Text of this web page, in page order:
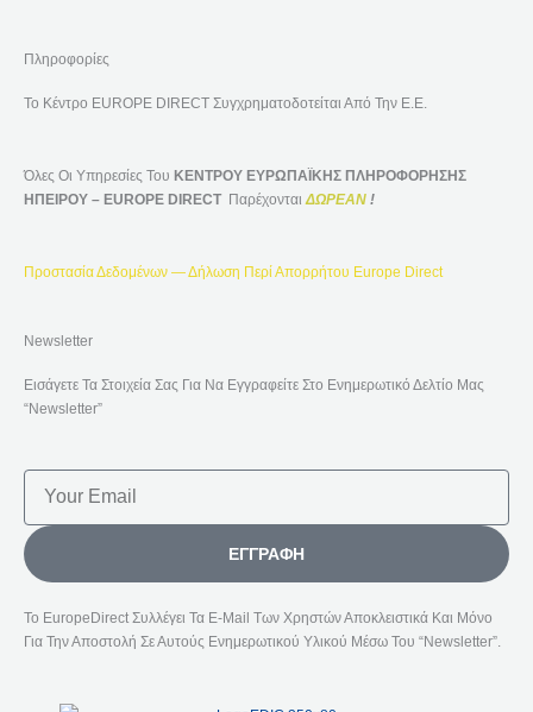
Πληροφορίες
Το Κέντρο EUROPE DIRECT Συγχρηματοδοτείται Από Την Ε.Ε.
Όλες Οι Υπηρεσίες Του ΚΕΝΤΡΟΥ ΕΥΡΩΠΑΪΚΗΣ ΠΛΗΡΟΦΟΡΗΣΗΣ
ΗΠΕΙΡΟΥ – EUROPE DIRECT Παρέχονται ΔΩΡΕΑΝ !
Προστασία Δεδομένων — Δήλωση Περί Απορρήτου Europe Direct
Newsletter
Εισάγετε Τα Στοιχεία Σας Για Να Εγγραφείτε Στο Ενημερωτικό Δελτίο Μας
“Newsletter”
ΕΓΓΡΑΦΉ
Το EuropeDirect Συλλέγει Τα E-Mail Των Χρηστών Αποκλειστικά Και Μόνο
Για Την Αποστολή Σε Αυτούς Ενημερωτικού Υλικού Μέσω Του “Newsletter”.